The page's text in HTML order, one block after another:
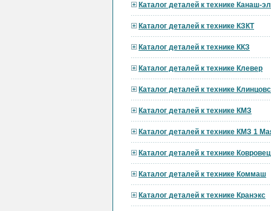
Каталог деталей к технике Канаш-
Каталог деталей к технике КЗКТ
Каталог деталей к технике ККЗ
Каталог деталей к технике Клевер
Каталог деталей к технике
Каталог деталей к технике КМЗ
Каталог деталей к технике КМЗ 1
Каталог деталей к технике Ковровец
Каталог деталей к технике Коммаш
Каталог деталей к технике Кранэкс